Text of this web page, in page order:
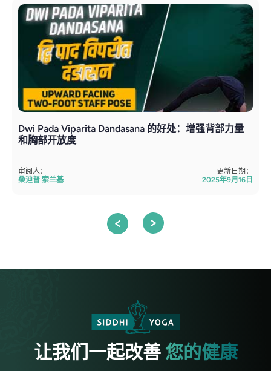
Dwi Pada Viparita Dandasana 的好处：增强背部力量
和胸部开放度
审阅人：
桑迪普·索兰基
更新日期：
2025年9月16日
让我们一起改善 您的健康